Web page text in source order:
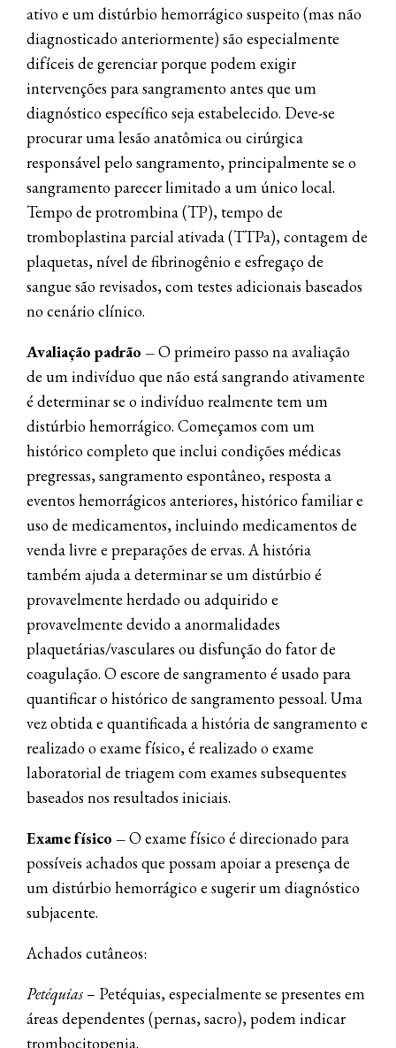
ativo e um distúrbio hemorrágico suspeito (mas não
diagnosticado anteriormente) são especialmente
difíceis de gerenciar porque podem exigir
intervenções para sangramento antes que um
diagnóstico específico seja estabelecido. Deve-se
procurar uma lesão anatômica ou cirúrgica
responsável pelo sangramento, principalmente se o
sangramento parecer limitado a um único local.
Tempo de protrombina (TP), tempo de
tromboplastina parcial ativada (TTPa), contagem de
plaquetas, nível de fibrinogênio e esfregaço de
sangue são revisados, com testes adicionais baseados
no cenário clínico.
Avaliação padrão –O primeiro passo na avaliação
de um indivíduo que não está sangrando ativamente
é determinar se o indivíduo realmente tem um
distúrbio hemorrágico. Começamos com um
histórico completo que inclui condições médicas
pregressas, sangramento espontâneo, resposta a
eventos hemorrágicos anteriores, histórico familiar e
uso de medicamentos, incluindo medicamentos de
venda livre e preparações de ervas. A história
também ajuda a determinar se um distúrbio é
provavelmente herdado ou adquirido e
provavelmente devido a anormalidades
plaquetárias/vasculares ou disfunção do fator de
coagulação. O escore de sangramento é usado para
quantificar o histórico de sangramento pessoal. Uma
vez obtida e quantificada a história de sangramento e
realizado o exame físico, é realizado o exame
laboratorial de triagem com exames subsequentes
baseados nos resultados iniciais.
Exame físico –O exame físico é direcionado para
possíveis achados que possam apoiar a presença de
um distúrbio hemorrágico e sugerir um diagnóstico
subjacente.
Achados cutâneos:
Petéquias – Petéquias, especialmente se presentes em
áreas dependentes (pernas, sacro), podem indicar
trombocitopenia.